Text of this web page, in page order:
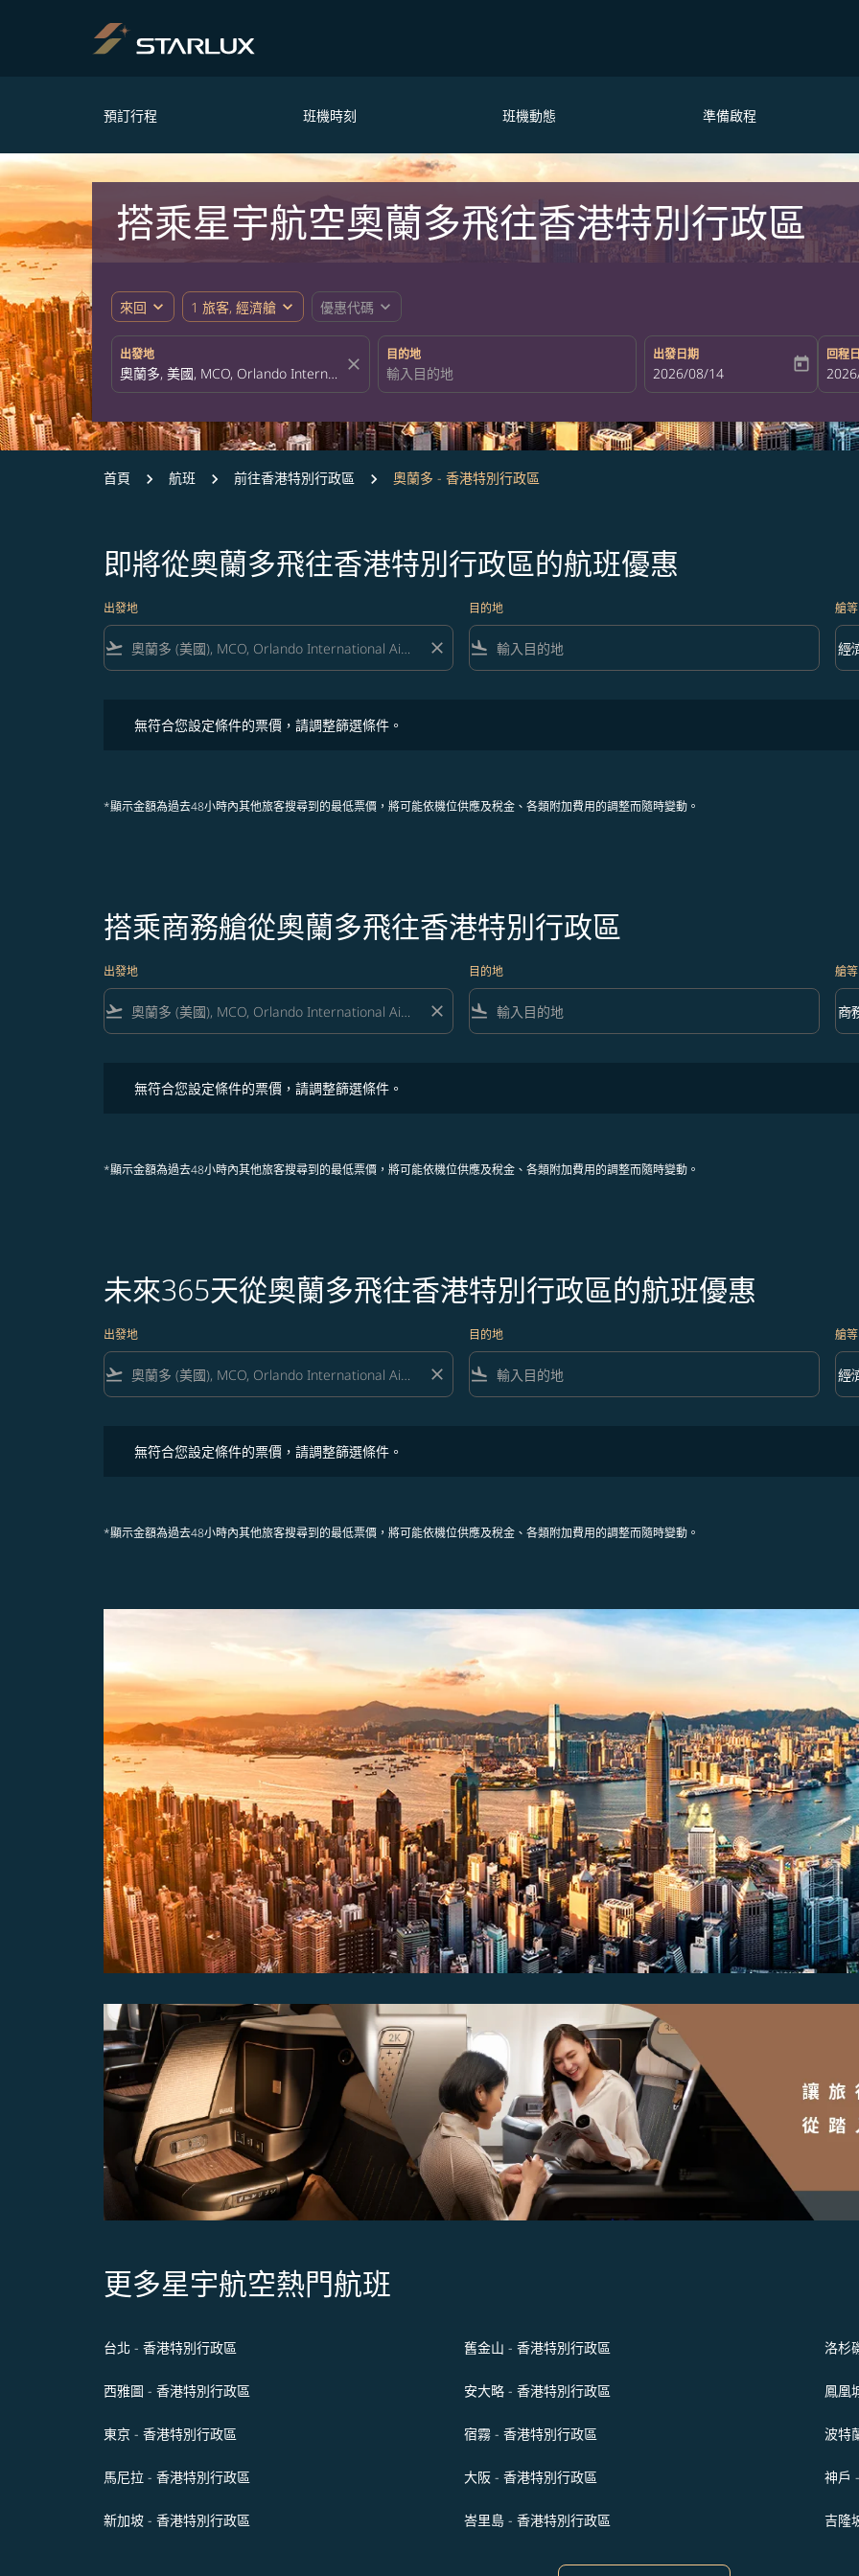
預訂行程 班機時刻 班機動態 準備啟程
搭乘星宇航空奧蘭多飛往香港特別行政區
來回 expand_more 1 旅客, 經濟艙 expand_more 優惠代碼 expand_more
出發地
close
目的地 出發日期
fc-booking-departure-date-aria-
2026/08/14 today
回程
fc-
首頁 航班 前往香港特別行政區 奧蘭多 - 香港特別行政區
即將從奧蘭多飛往香港特別行政區的航班優惠
出發地
flight_takeoff close
目的地
flight_land
艙等
艙
經
keyboard_arrow_down
無符合您設定條件的票價，請調整篩選條件。
*顯示金額為過去48小時內其他旅客搜尋到的最低票價，將可能依機位供應及稅金、各類附加費用的調整而隨時變動。
搭乘商務艙從奧蘭多飛往香港特別行政區
出發地
flight_takeoff close
目的地
flight_land
艙等
艙
商
keyboard_arrow_down
無符合您設定條件的票價，請調整篩選條件。
*顯示金額為過去48小時內其他旅客搜尋到的最低票價，將可能依機位供應及稅金、各類附加費用的調整而隨時變動。
未來365天從奧蘭多飛往香港特別行政區的航班優惠
出發地
flight_takeoff close
目的地
flight_land
艙等
艙
經
keyboard_arrow_down
無符合您設定條件的票價，請調整篩選條件。
*顯示金額為過去48小時內其他旅客搜尋到的最低票價，將可能依機位供應及稅金、各類附加費用的調整而隨時變動。
更多星宇航空熱門航班
台北 - 香港特別行政區 舊金山 - 香港特別行政區 洛杉
西雅圖 - 香港特別行政區 安大略 - 香港特別行政區 鳳凰
東京 - 香港特別行政區 宿霧 - 香港特別行政區 波特
馬尼拉 - 香港特別行政區 大阪 - 香港特別行政區 神戶
新加坡 - 香港特別行政區 峇里島 - 香港特別行政區 吉隆